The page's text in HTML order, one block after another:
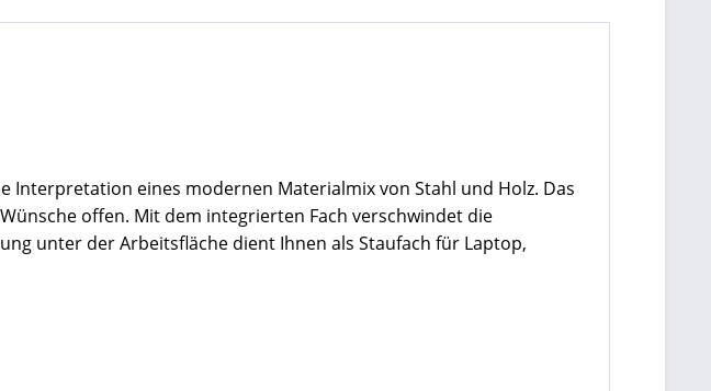
Interpretation eines modernen Materialmix von Stahl und Holz. Das
offen. Mit dem integrierten Fach verschwindet die
unter der Arbeitsfläche dient Ihnen als Staufach für Laptop,